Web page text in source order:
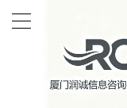
关于花